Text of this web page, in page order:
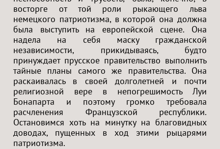
восторге от той роли рыкающего льва
немецкого патриотизма, в которой она должна
была выступить на европейской сцене. Она
надела на себя маску гражданской
независимости, прикидываясь, будто
принуждает прусское правительство выполнить
тайные планы самого же правительства. Она
раскаивалась в своей долголетней и почти
религиозной вере в непогрешимость Луи
Бонапарта и поэтому громко требовала
расчленения Французской республики.
Остановимся хоть на минутку на благовидных
доводах, пущенных в ход этими рыцарями
патриотизма.